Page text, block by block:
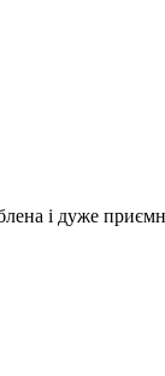
і дуже